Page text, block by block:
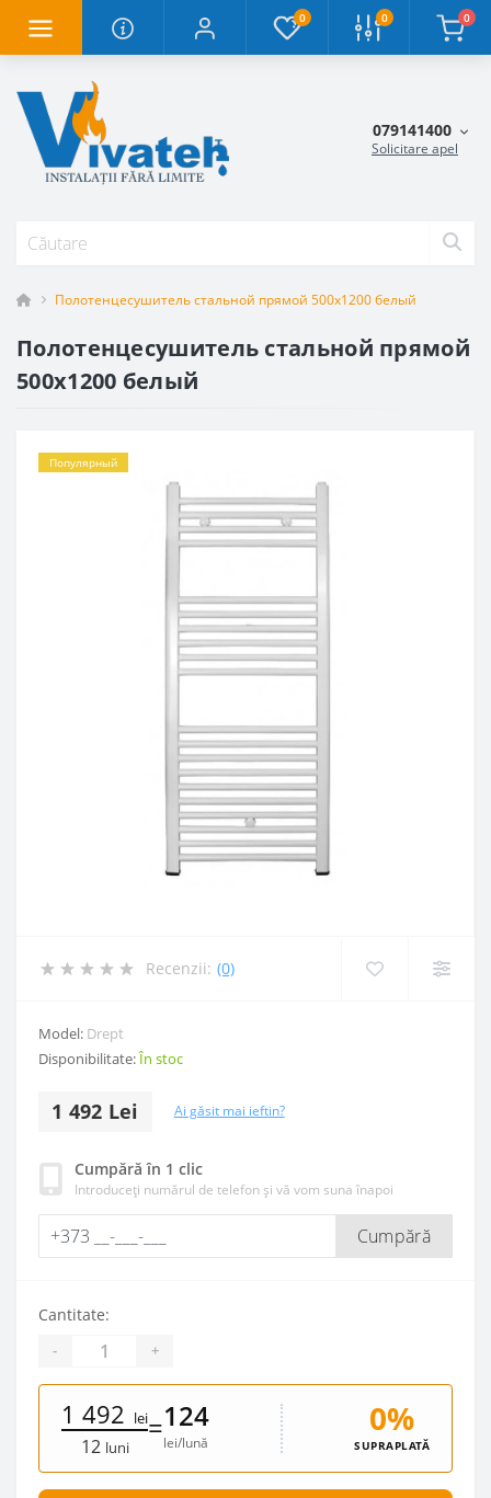
0 0 0
079141400
Solicitare apel
Полотенцесушитель стальной прямой 500x1200 белый
Полотенцесушитель стальной прямой
500x1200 белый
Популярный
Recenzii: (0)
Model: Drept
Disponibilitate:În stoc
1 492 Lei Ai găsit mai ieftin?
Cumpără în 1 clic
Introduceți numărul de telefon și vă vom suna înapoi
Cumpără
Cantitate:
- +
1 492 lei
12 luni
=124
lei/lună
0%
SUPRAPLATĂ